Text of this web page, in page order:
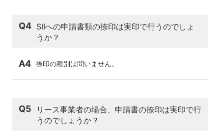
Q4 SIIへの申請書類の捺印は実印で行うのでしょ
うか？
A4 捺印の種別は問いません。
Q5
リース事業者の場合、申請書の捺印は実印で行
うのでしょうか？